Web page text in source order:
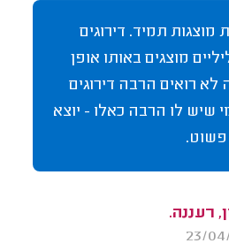
מוצגות תמיד. דירוגים
מוצגים באותו אופן
לא רואים הרבה דירוגים
שיש לו הרבה כאלו - יוצא
רעננה.